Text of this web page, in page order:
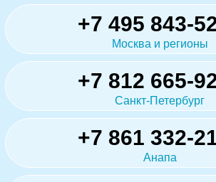
+7 495 843-
Москва и регионы
+7 812 665-
Санкт-Петербург
+7 861 332-
Анапа